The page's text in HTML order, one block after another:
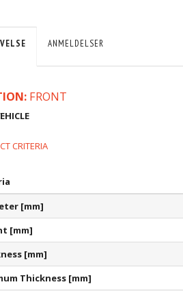
ANMELDELSER
FRONT
CRITERIA
[mm]
[mm]
[mm]
Thickness [mm]